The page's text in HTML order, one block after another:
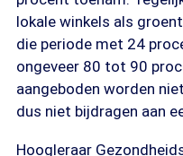
lokale winkels als
die periode met 24
ongeveer 80 tot 90
aangeboden worden
dus niet bijdragen aan
Hoogleraar